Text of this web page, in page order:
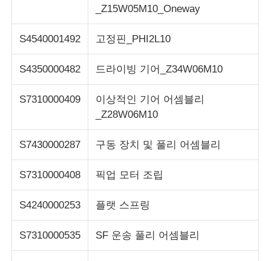
_Z15W05M10_Oneway
S4540001492 고정핀_PHI2L10
S4350000482 드라이빙 기어_Z34W06M10
S7310000409
이상적인 기어 어셈블리
_Z28W06M10
S7430000287 구동 장치 및 풀리 어셈블리
S7310000408 픽업 모터 조립
S4240000253 플랫 스프링
S7310000535 SF 운송 풀리 어셈블리